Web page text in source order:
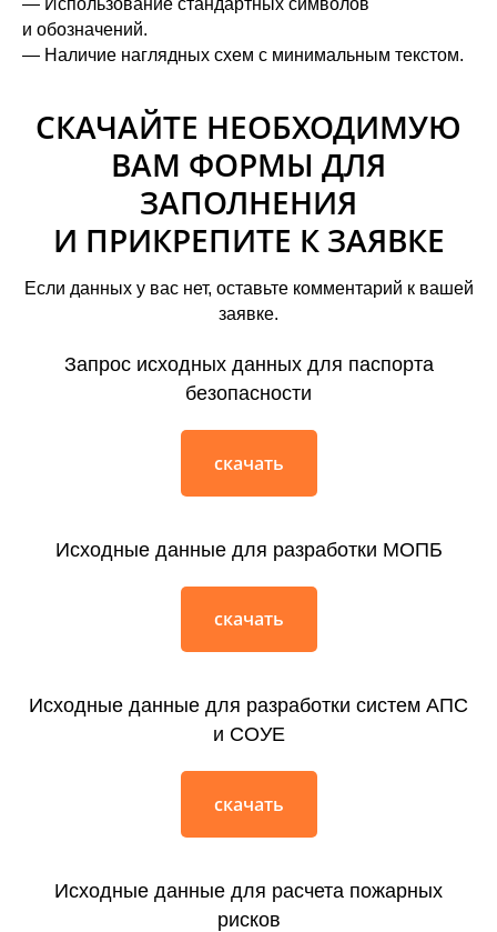
— Использование стандартных символов
и обозначений.
— Наличие наглядных схем с минимальным текстом.
СКАЧАЙТЕ НЕОБХОДИМУЮ
ВАМ ФОРМЫ ДЛЯ
ЗАПОЛНЕНИЯ
И ПРИКРЕПИТЕ К ЗАЯВКЕ
Если данных у вас нет, оставьте комментарий к вашей
заявке.
Запрос исходных данных для паспорта
безопасности
скачать
Исходные данные для разработки МОПБ
скачать
Исходные данные для разработки систем АПС
и СОУЕ
скачать
Исходные данные для расчета пожарных
рисков